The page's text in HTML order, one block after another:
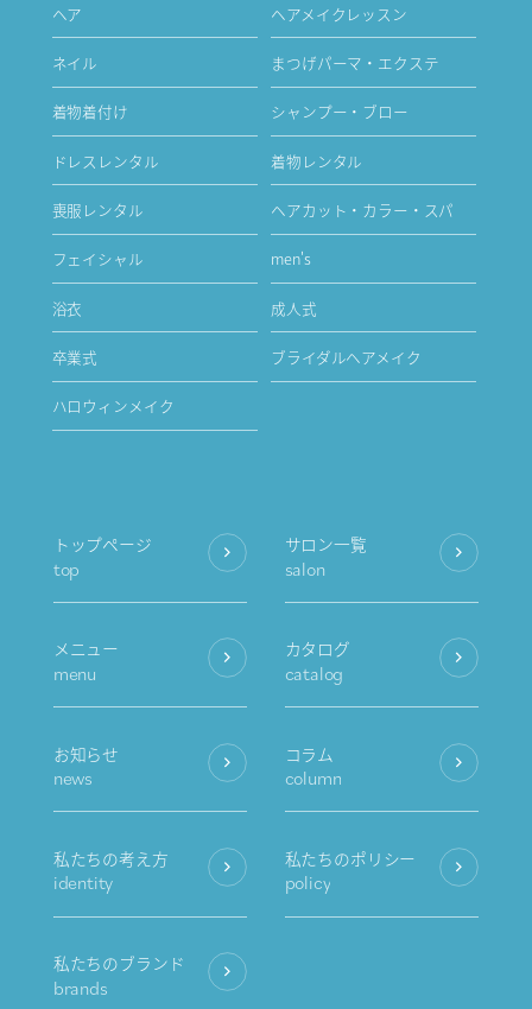
ヘア ヘアメイクレッスン
ネイル まつげパーマ・エクステ
着物着付け シャンプー・ブロー
ドレスレンタル 着物レンタル
喪服レンタル ヘアカット・カラー・スパ
フェイシャル men's
浴衣 成人式
卒業式 ブライダルヘアメイク
ハロウィンメイク
トップページ
top
サロン一覧
salon
メニュー
menu
カタログ
catalog
お知らせ
news
コラム
column
私たちの考え方
identity
私たちのポリシー
policy
私たちのブランド
brands